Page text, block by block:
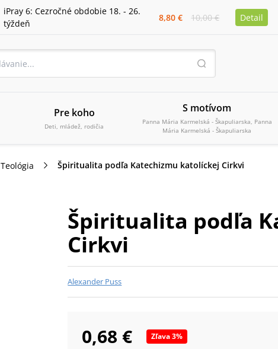
iPray 6: Cezročné obdobie 18. - 26.
týždeň
8,80 € 10,00 € Detail
Pre koho
Deti, mládež, rodičia
S motívom
Panna Mária Karmelská - Škapuliarska, Panna
Mária Karmelská - Škapuliarska
Teológia Špiritualita podľa Katechizmu katolíckej Cirkvi
Špiritualita podľa
Cirkvi
Alexander Puss
0,68 € Zľava3%